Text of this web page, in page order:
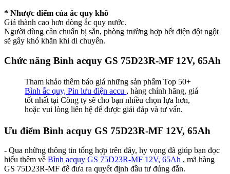
* Nhược điểm của ắc quy khô
Giá thành cao hơn dòng ắc quy nước.
Người dùng cần chuẩn bị sẵn, phòng trường hợp hết điện đột ngột
sẽ gây khó khăn khi di chuyển.
Chức năng Bình acquy GS 75D23R-MF 12V, 65Ah
Tham khảo thêm báo giá những sản phẩm Top 50+
Bình ắc quy, Pin lưu điện accu , hàng chính hãng, giá
tốt nhất tại Công ty sẽ cho bạn nhiều chọn lựa hơn,
hoặc vui lòng liên hệ để được giải đáp và tư vấn.
Ưu điểm Bình acquy GS 75D23R-MF 12V, 65Ah
- Qua những thông tin tổng hợp trên đây, hy vọng đã giúp bạn đọc
hiểu thêm về Bình acquy GS 75D23R-MF 12V, 65Ah , mã hàng
GS 75D23R-MF để đưa ra quyết định đầu tư đúng đắn.